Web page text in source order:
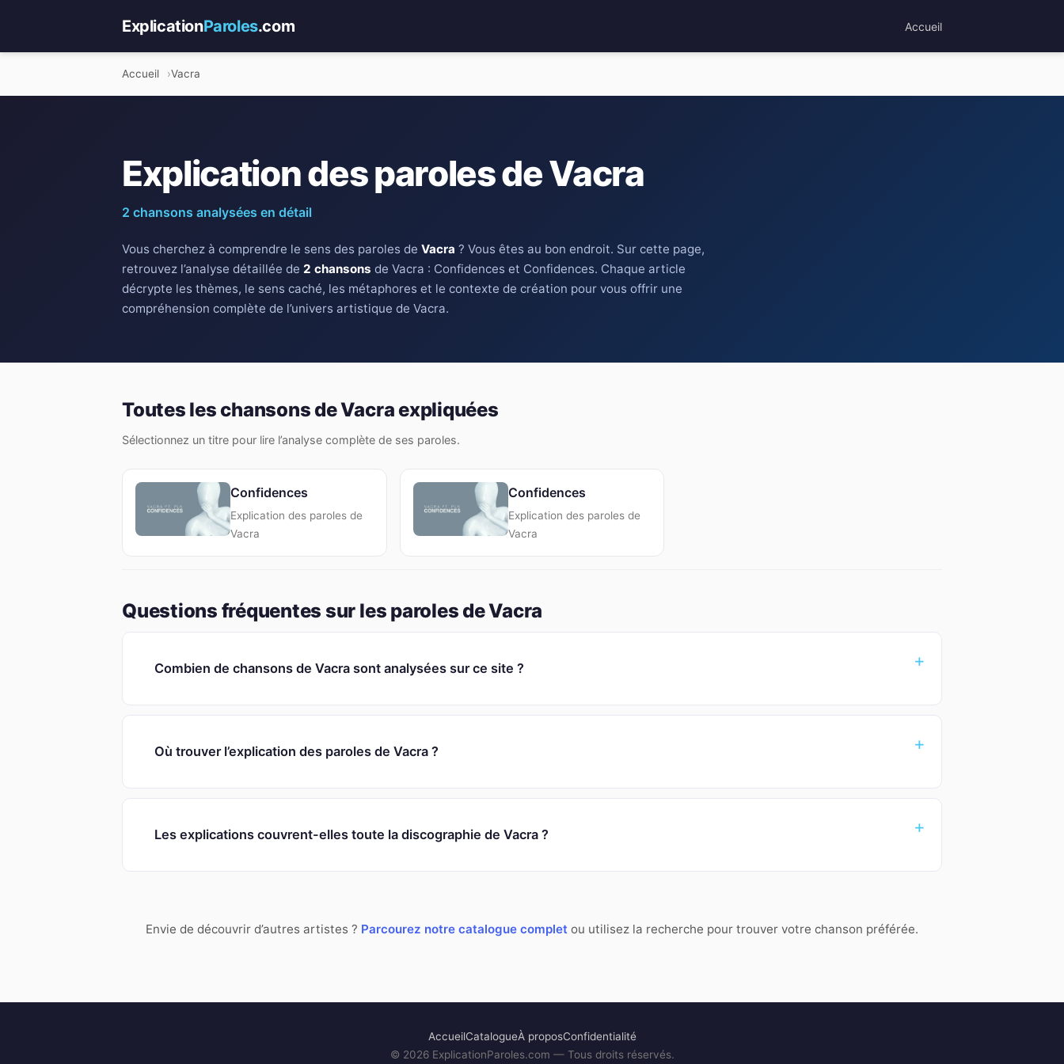
ExplicationParoles.com Accueil
Accueil Vacra
Explication des paroles de Vacra
2 chansons analysées en détail
Vous cherchez à comprendre le sens des paroles de Vacra ? Vous êtes au bon endroit. Sur cette page,
retrouvez l’analyse détaillée de 2 chansons de Vacra : Confidences et Confidences. Chaque article
décrypte les thèmes, le sens caché, les métaphores et le contexte de création pour vous offrir une
compréhension complète de l’univers artistique de Vacra.
Toutes les chansons de Vacra expliquées
Sélectionnez un titre pour lire l’analyse complète de ses paroles.
Confidences
Explication des paroles de
Vacra
Confidences
Explication des paroles de
Vacra
Questions fréquentes sur les paroles de Vacra
Combien de chansons de Vacra sont analysées sur ce site ?
Où trouver l’explication des paroles de Vacra ?
Les explications couvrent-elles toute la discographie de Vacra ?
Envie de découvrir d’autres artistes ? Parcourez notre catalogue complet ou utilisez la recherche pour trouver votre chanson préférée.
AccueilCatalogueÀ proposConfidentialité
© 2026ExplicationParoles.com — Tous droits réservés.